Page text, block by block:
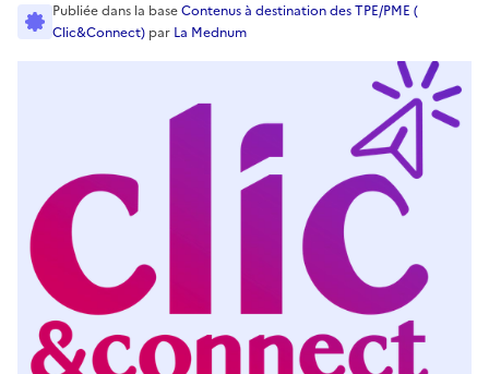
Publiéedans la baseContenus à destination des TPE/PME (
Clic&Connect) par La Mednum